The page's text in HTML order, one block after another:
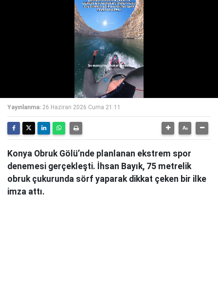
Yayınlanma: 26 Haziran 2026 Cuma 21:11
Konya Obruk Gölü’nde planlanan ekstrem spor
denemesi gerçekleşti. İhsan Bayık, 75 metrelik
obruk çukurunda sörf yaparak dikkat çeken bir ilke
imza attı.